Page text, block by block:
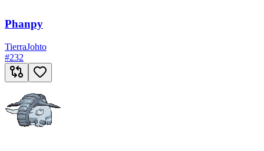
Phanpy
TierraJohto
#232